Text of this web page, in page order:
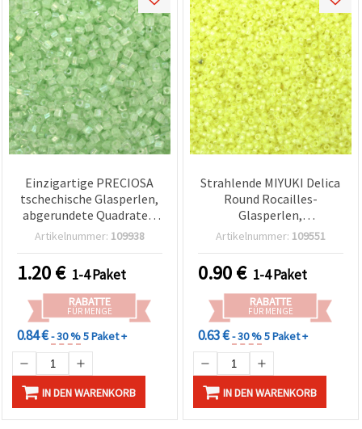
Einzigartige PRECIOSA
tschechische Glasperlen,
abgerundete Quadrate –
transparent grün mit
Innenbeschichtung, ±3,4 x
3,4 mm, quadratische
Bohrung 1,2 mm – 20 g
(±250 Stk.)
Artikelnummer: 109938
1.20€ 1-4 Paket
RABATTE
FÜR MENGE
0.84 €- 30 %5 Paket +
IN DEN WARENKORB
Strahlende MIYUKI Delica
Round Rocailles-
Glasperlen,
transparentes
2,7 mm, Loch 1,5 mm – 20
g (±1250 Stk.)
Artikelnummer: 109551
0.90€ 1-4 Paket
RABATTE
FÜR MENGE
0.63 €- 30 %5 Paket +
IN DEN WARENKORB